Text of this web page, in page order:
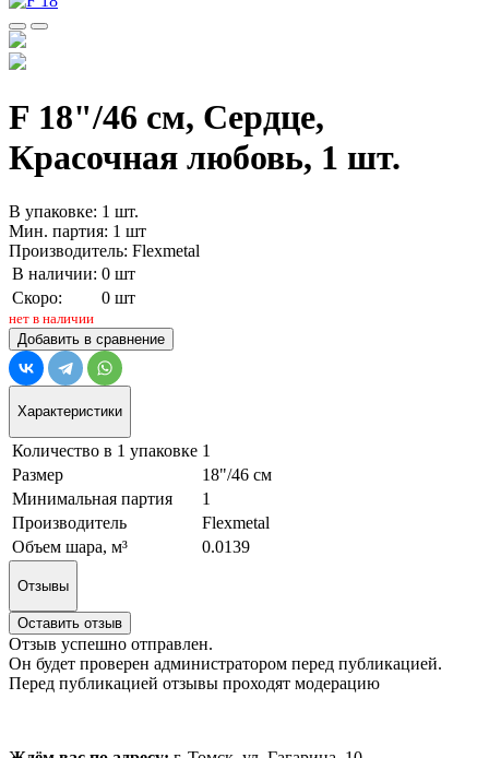
F 18"/46 см, Сердце,
Красочная любовь, 1 шт.
В упаковке: 1 шт.
Мин. партия: 1 шт
Производитель: Flexmetal
В наличии: 0 шт
Скоро:
0 шт
нет в наличии
Добавить в сравнение
Характеристики
Количество в 1 упаковке 1
Размер
18"/46 см
Минимальная партия
1
Производитель
Flexmetal
Объем шара, м³
0.0139
Отзывы
Оставить отзыв
Отзыв успешно отправлен.
Он будет проверен администратором перед публикацией.
Перед публикацией отзывы проходят модерацию